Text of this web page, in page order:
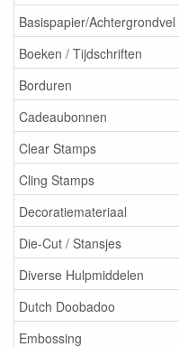
Basispapier/Achtergrondvel
Boeken / Tijdschriften
Borduren
Cadeaubonnen
Clear Stamps
Cling Stamps
Decoratiemateriaal
Die-Cut / Stansjes
Diverse Hulpmiddelen
Dutch Doobadoo
Embossing